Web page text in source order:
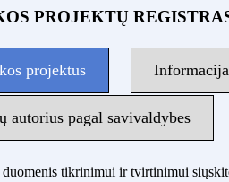
PROJEKTŲ
projektus
autorius pagal savivaldybes
tikrinimui ir tvirtinimui